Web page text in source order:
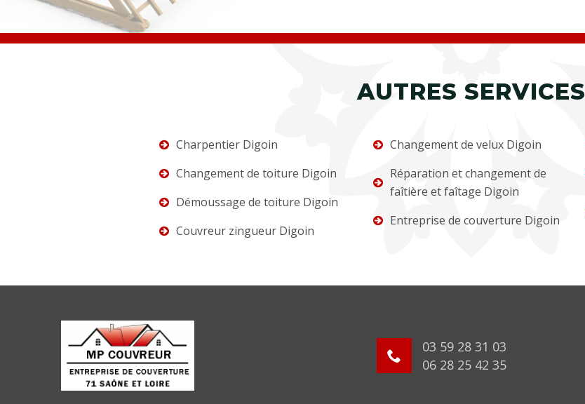
AUTRES SERVICES
Charpentier Digoin
Changement de toiture Digoin
Démoussage de toiture Digoin
Couvreur zingueur Digoin
Changement de velux Digoin
Réparation et changement de
faîtière et faîtage Digoin
Entreprise de couverture Digoin
03 59 28 31 03
06 28 25 42 35